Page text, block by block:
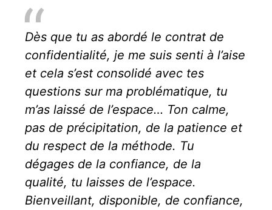
Dès que tu as abordé le contrat de
confidentialité, je me suis senti à l’aise
et cela s’est consolidé avec tes
questions sur ma problématique, tu
m’as laissé de l’espace… Ton calme,
pas de précipitation, de la patience et
du respect de la méthode. Tu
dégages de la confiance, de la
qualité, tu laisses de l’espace.
Bienveillant, disponible, de confiance,